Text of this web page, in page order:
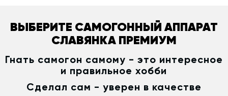
ВЫБЕРИТЕ САМОГОННЫЙ АППАРАТ
СЛАВЯНКА ПРЕМИУМ
Гнать самогон самому - это интересное
и правильное хобби
Сделал сам - уверен в качестве